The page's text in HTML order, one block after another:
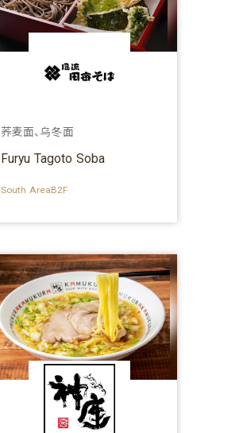
荞麦面、乌冬面
Furyu Tagoto Soba
South AreaB2F